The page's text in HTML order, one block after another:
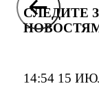
14:54 15
СЛЕДИТЕ